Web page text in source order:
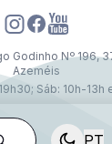
PT
Godinho Nº 196,
Azeméis
Sáb: 10h-13h